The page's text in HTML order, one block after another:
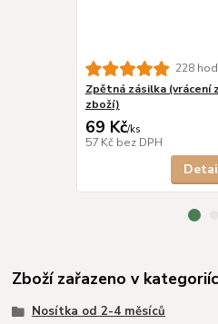
228
Zpětná zásilka (vrácení
zboží)
69 Kč/ks
57 Kč bez DPH
Zboží zařazeno v
Nosítka od 2-4 měsíců